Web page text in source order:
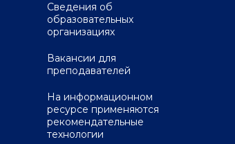
Сведения об
образовательных
организациях
Вакансии для
преподавателей
На информационном
ресурсе применяются
рекомендательные
технологии